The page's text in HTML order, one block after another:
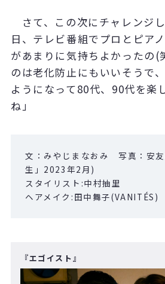
さて、この次にチャレンジ
日、テレビ番組でプロとピア
があまりに気持ちよかったの (
のは老化防止にもいいそうで
ようになって80代、 90代を楽
ね」
文：みやじまなおみ 写真：安
生」 2023 年2 月 )
スタイリスト :中村抽里
ヘアメイク : 田中舞子(VANIT ÉS)
『エゴイスト』